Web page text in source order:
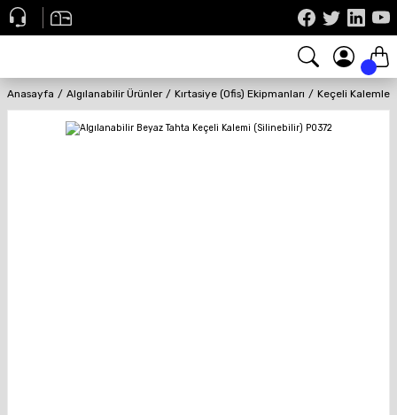
Anasayfa Algılanabilir Ürünler Kırtasiye (Ofis) Ekipmanları Keçeli Kalemler